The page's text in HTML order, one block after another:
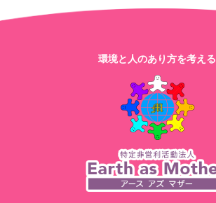
環境と人のあり方を考える